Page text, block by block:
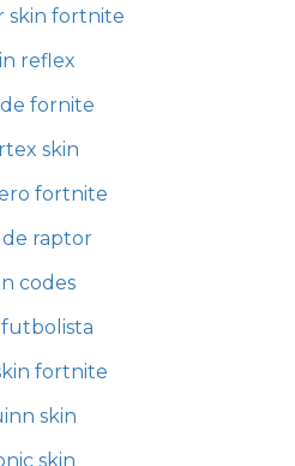
skin fortnite
reflex
fornite
skin
fortnite
de raptor
codes
fortnite
skin
skin